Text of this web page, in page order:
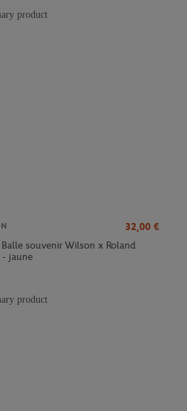
32,00 €
souvenir Wilson x Roland
- jaune